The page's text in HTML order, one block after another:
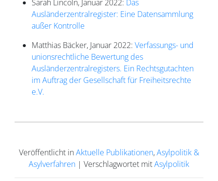
Sarah Lincoln, Januar 2022: Das
Ausländerzentralregister: Eine Datensammlung
außer Kontrolle
Matthias Bäcker, Januar 2022: Verfassungs- und
unionsrechtliche Bewertung des
Ausländerzentralregisters. Ein Rechtsgutachten
im Auftrag der Gesellschaft für Freiheitsrechte
e.V.
Veröffentlicht inAktuelle Publikationen,Asylpolitik &
Asylverfahren | Verschlagwortet mitAsylpolitik